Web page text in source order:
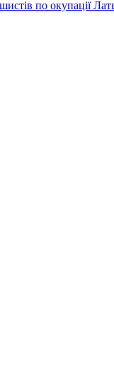
по окупації